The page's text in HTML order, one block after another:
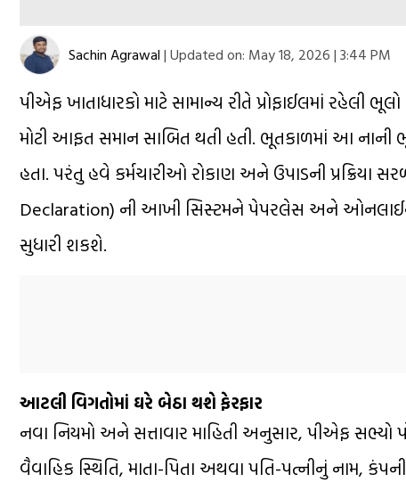
Sachin Agrawal | Updated on: May 18, 2026 | 3:44 PM
પીએફ ખાતાધારકો માટે સામાન્ય રીતે પ્રોફાઈલમાં રહેલી
મોટી આફત સમાન સાબિત થતી હતી. ભૂતકાળમાં આ
હતા. પરંતુ હવે કર્મચારીઓ રોકાણ અને ઉપાડની
Declaration) ની આખી સિસ્ટમને પેપરલેસ અને ઓનલાઈન
સુધારી શકશે.
આટલી વિગતોમાં ઘરે બેઠા થશે ફેરફાર
નવા નિયમો અને સત્તાવાર માહિતી અનુસાર, પીએફ સભ્યો
વૈવાહિક સ્થિતિ, માતા-પિતા અથવા પતિ-પત્નીનું નામ,